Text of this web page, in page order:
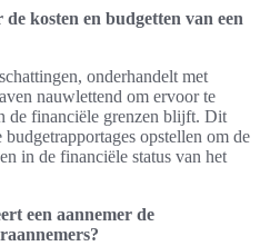
kosten en budgetten van een
onderhandelt met
nauwlettend om ervoor te
de financiële grenzen blijft. Dit
opstellen om de
in de financiële status van het
een aannemer de